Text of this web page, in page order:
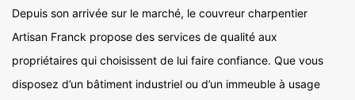
Depuis son arrivée sur le marché, le couvreur charpentier
Artisan Franck propose des services de qualité aux
propriétaires qui choisissent de lui faire confiance. Que vous
disposez d’un bâtiment industriel ou d’un immeuble à usage